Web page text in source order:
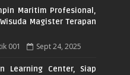
Maritim Profesional,
Magister Terapan
001 Sept 24, 2025
Learning Center, Siap